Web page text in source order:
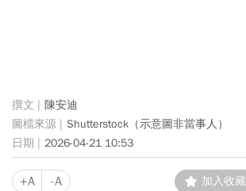
陳安迪
Shutterstock（示意圖非當事人）
2026-04-21 10:53
+A -A 加入收藏